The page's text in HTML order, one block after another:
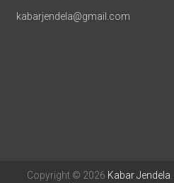
kabarjendela@gmail.com
Copyright © 2026 Kabar Jendela